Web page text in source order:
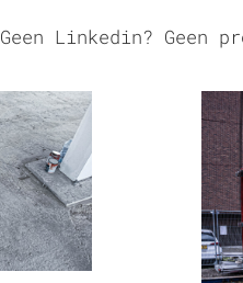
Geen Linkedin? Geen